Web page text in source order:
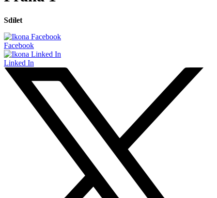
Sdílet
Facebook
Linked In